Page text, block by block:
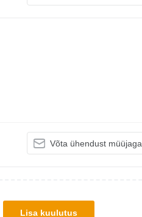
Võta ühendust müüjaga
Lisa kuulutus